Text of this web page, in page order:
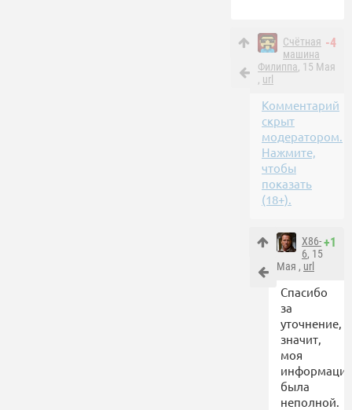
-4
Счётная
машина
Филиппа, 15 Мая
, url
Комментарий
скрыт
модератором.
Нажмите,
чтобы
показать
(18+).
+1
X86-
6, 15
Мая , url
Спасибо
за
уточнение,
значит,
моя
информация
была
неполной.